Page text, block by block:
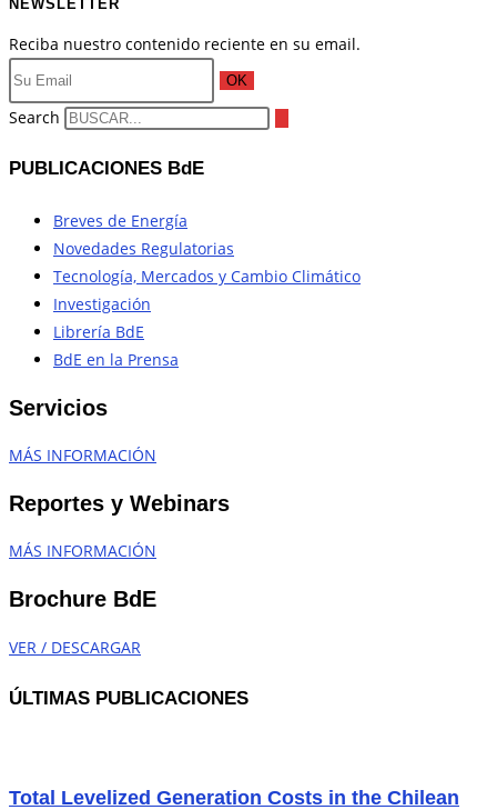
NEWSLETTER
Reciba nuestro contenido reciente en su email.
OK
Search
PUBLICACIONES BdE
Breves de Energía
Novedades Regulatorias
Tecnología, Mercados y Cambio Climático
Investigación
Librería BdE
BdE en la Prensa
Servicios
MÁS INFORMACIÓN
Reportes y Webinars
MÁS INFORMACIÓN
Brochure BdE
VER / DESCARGAR
ÚLTIMAS PUBLICACIONES
Total Levelized Generation Costs in the Chilean